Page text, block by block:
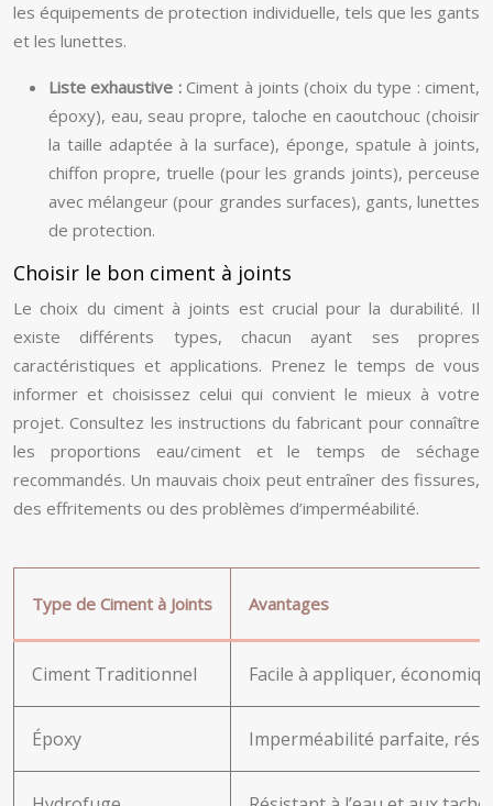
les équipements de protection individuelle, tels que les gants
et les lunettes.
Liste exhaustive :Ciment à joints (choix du type : ciment,
époxy), eau, seau propre, taloche en caoutchouc (choisir
la taille adaptée à la surface), éponge, spatule à joints,
chiffon propre, truelle (pour les grands joints), perceuse
avec mélangeur (pour grandes surfaces), gants, lunettes
de protection.
Choisir le bon ciment à joints
Le choix du ciment à joints est crucial pour la durabilité. Il
existe différents types, chacun ayant ses propres
caractéristiques et applications. Prenez le temps de vous
informer et choisissez celui qui convient le mieux à votre
projet. Consultez les instructions du fabricant pour connaître
les proportions eau/ciment et le temps de séchage
recommandés. Un mauvais choix peut entraîner des fissures,
des effritements ou des problèmes d’imperméabilité.
Type de Ciment à Joints Avantages
Ciment Traditionnel Facile à appliquer,
Époxy Imperméabilité parfaite,